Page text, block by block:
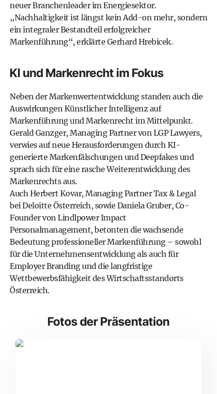
neuer Branchenleader im Energiesektor.
„Nachhaltigkeit ist längst kein Add-on mehr, sondern
ein integraler Bestandteil erfolgreicher
Markenführung“, erklärte Gerhard Hrebicek.
KI und Markenrecht im Fokus
Neben der Markenwertentwicklung standen auch die
Auswirkungen Künstlicher Intelligenz auf
Markenführung und Markenrecht im Mittelpunkt.
Gerald Ganzger, Managing Partner von LGP Lawyers,
verwies auf neue Herausforderungen durch KI-
generierte Markenfälschungen und Deepfakes und
sprach sich für eine rasche Weiterentwicklung des
Markenrechts aus.
Auch Herbert Kovar, Managing Partner Tax & Legal
bei Deloitte Österreich, sowie Daniela Gruber, Co-
Founder von Lindlpower Impact
Personalmanagement, betonten die wachsende
Bedeutung professioneller Markenführung – sowohl
für die Unternehmensentwicklung als auch für
Employer Branding und die langfristige
Wettbewerbsfähigkeit des Wirtschaftsstandorts
Österreich.
Fotos der Präsentation